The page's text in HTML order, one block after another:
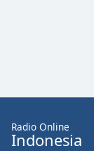
Radio Online
Indonesia